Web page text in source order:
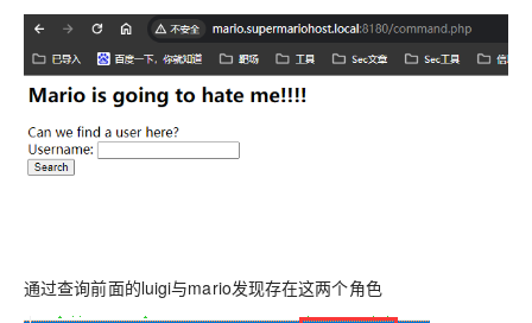
通过查询前面的luigi与mario发现存在这两个角色